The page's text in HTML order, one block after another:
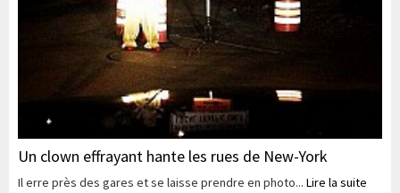
Un clown effrayant hante les rues de New-York
Il erre près des gares et se laisse prendre en photo... Lire la suite